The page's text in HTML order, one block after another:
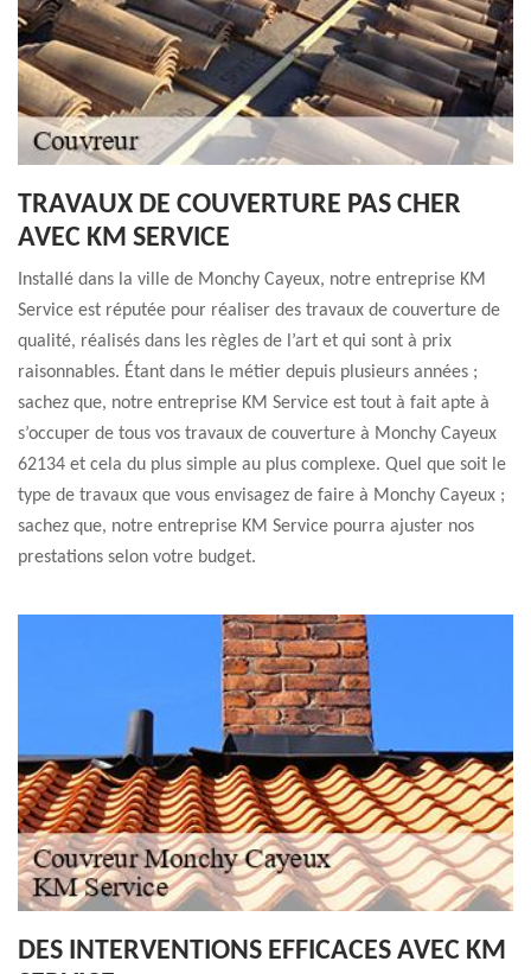
TRAVAUX DE COUVERTURE PAS CHER
AVEC KM SERVICE
Installé dans la ville de Monchy Cayeux, notre entreprise KM
Service est réputée pour réaliser des travaux de couverture de
qualité, réalisés dans les règles de l’art et qui sont à prix
raisonnables. Étant dans le métier depuis plusieurs années ;
sachez que, notre entreprise KM Service est tout à fait apte à
s’occuper de tous vos travaux de couverture à Monchy Cayeux
62134 et cela du plus simple au plus complexe. Quel que soit le
type de travaux que vous envisagez de faire à Monchy Cayeux ;
sachez que, notre entreprise KM Service pourra ajuster nos
prestations selon votre budget.
DES INTERVENTIONS EFFICACES AVEC KM